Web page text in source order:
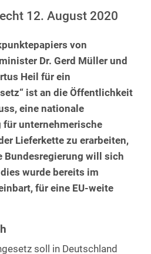
12. August 2020
von
Dr. Gerd Müller und
Heil für ein
ist an die Öffentlichkeit
eine nationale
für unternehmerische
Lieferkette zu erarbeiten,
Bundesregierung will sich
wurde bereits im
für eine EU-weite
soll in Deutschland